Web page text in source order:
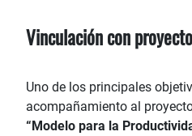
Vinculación con
Uno de los principales
acompañamiento al
“Modelo para la